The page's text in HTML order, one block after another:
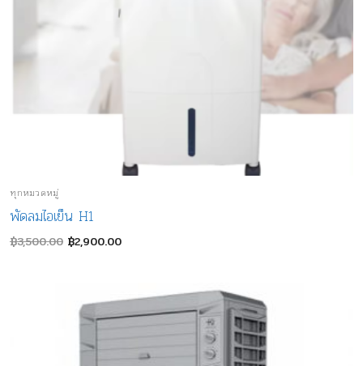
ทุกหมวดหมู่
พัดลมไอเย็น H1
฿3,500.00 Original
price
฿2,900.00Current